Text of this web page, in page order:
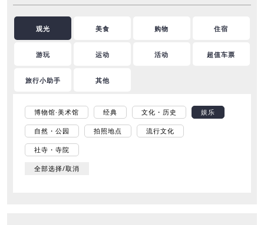
观光 美食 购物 住宿
游玩 运动 活动 超值车票
旅行小助手 其他
博物馆·美术馆 经典 文化・历史 娱乐
自然・公园 拍照地点 流行文化
社寺・寺院
全部选择/取消